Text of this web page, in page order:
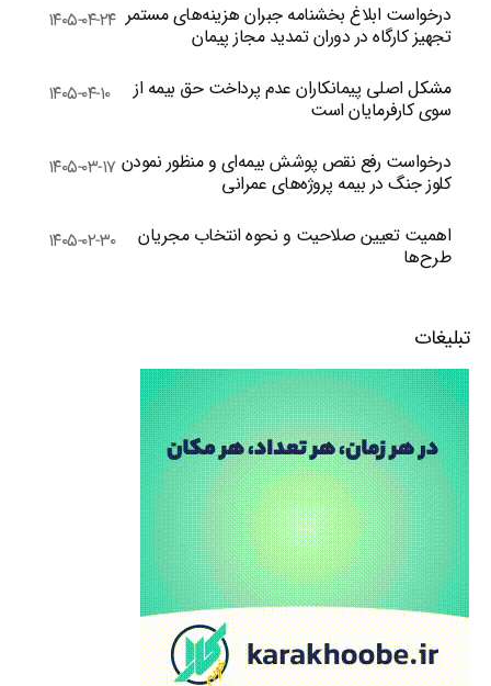
درخواست ابلاغ بخشنامه جبران هزینه‌های مستمر
تجهیز کارگاه در دوران تمدید مجاز پیمان
۱۴۰۵-۰۴-۲۴
مشکل اصلی پیمانکاران عدم پرداخت حق بیمه از
سوی کارفرمایان است
۱۴۰۵-۰۴-۱۰
درخواست رفع نقص پوشش بیمه‌ای و منظور نمودن
کلوز جنگ در بیمه پروژه‌های عمرانی
۱۴۰۵-۰۳-۱۷
اهمیت تعیین صلاحیت و نحوه انتخاب مجریان
طرح‌ها
۱۴۰۵-۰۲-۳۰
تبلیغات